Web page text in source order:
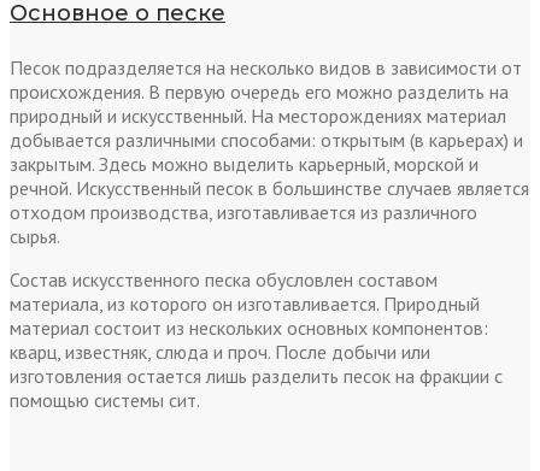
Основное о песке
Песок подразделяется на несколько видов в зависимости от
происхождения. В первую очередь его можно разделить на
природный и искусственный. На месторождениях материал
добывается различными способами: открытым (в карьерах) и
закрытым. Здесь можно выделить карьерный, морской и
речной. Искусственный песок в большинстве случаев является
отходом производства, изготавливается из различного
сырья.
Состав искусственного песка обусловлен составом
материала, из которого он изготавливается. Природный
материал состоит из нескольких основных компонентов:
кварц, известняк, слюда и проч. После добычи или
изготовления остается лишь разделить песок на фракции с
помощью системы сит.